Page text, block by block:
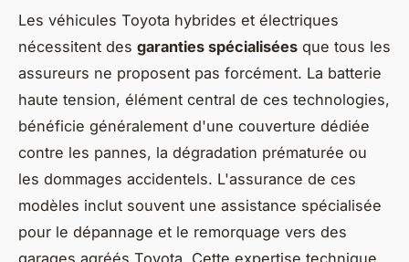
Les véhicules Toyota hybrides et électriques
nécessitent des garanties spécialisées que tous les
assureurs ne proposent pas forcément. La batterie
haute tension, élément central de ces technologies,
bénéficie généralement d'une couverture dédiée
contre les pannes, la dégradation prématurée ou
les dommages accidentels. L'assurance de ces
modèles inclut souvent une assistance spécialisée
pour le dépannage et le remorquage vers des